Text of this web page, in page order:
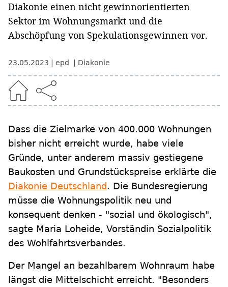
Diakonie einen nicht gewinnorientierten
Sektor im Wohnungsmarkt und die
Abschöpfung von Spekulationsgewinnen vor.
23.05.2023 epd Diakonie
Dass die Zielmarke von 400.000 Wohnungen
bisher nicht erreicht wurde, habe viele
Gründe, unter anderem massiv gestiegene
Baukosten und Grundstückspreise erklärte die
Diakonie Deutschland. Die Bundesregierung
müsse die Wohnungspolitik neu und
konsequent denken - "sozial und ökologisch",
sagte Maria Loheide, Vorständin Sozialpolitik
des Wohlfahrtsverbandes.
Der Mangel an bezahlbarem Wohnraum habe
längst die Mittelschicht erreicht. "Besonders